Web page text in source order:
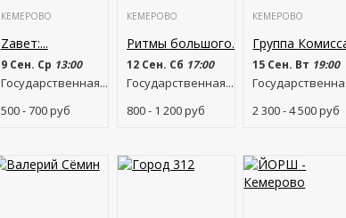
КЕМЕРОВО
Zавет:...
9 Сен. Ср 13:00
Государственная...
500 - 700руб
КЕМЕРОВО
Ритмы большого...
12 Сен. Сб 17:00
Государственная...
800 - 1 200руб
КЕМЕРОВО
Группа
15 Сен. Вт 19:00
2 300 - 4 500руб